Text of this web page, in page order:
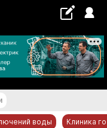
°С
воды Клиника